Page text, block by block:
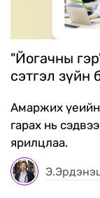
"Йогачны
сэтгэл зүйн
Амаржих үеийн
гарах нь
ярилцлаа.